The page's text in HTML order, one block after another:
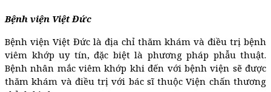
Bệnh viện Việt Đức
Bệnh viện Việt Đức là địa chỉ thăm khám và điều trị bệnh
viêm khớp uy tín, đặc biệt là phương pháp phẫu thuật.
Bệnh nhân mắc viêm khớp khi đến với bệnh viện sẽ được
thăm khám và điều trị với bác sĩ thuộc Viện chấn thương